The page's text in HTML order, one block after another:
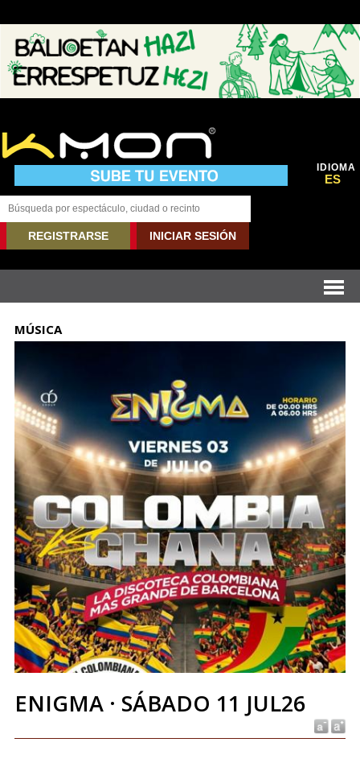
IDIOMA
ES
REGISTRARSE INICIAR SESIÓN
MÚSICA
ENIGMA · SÁBADO 11 JUL26